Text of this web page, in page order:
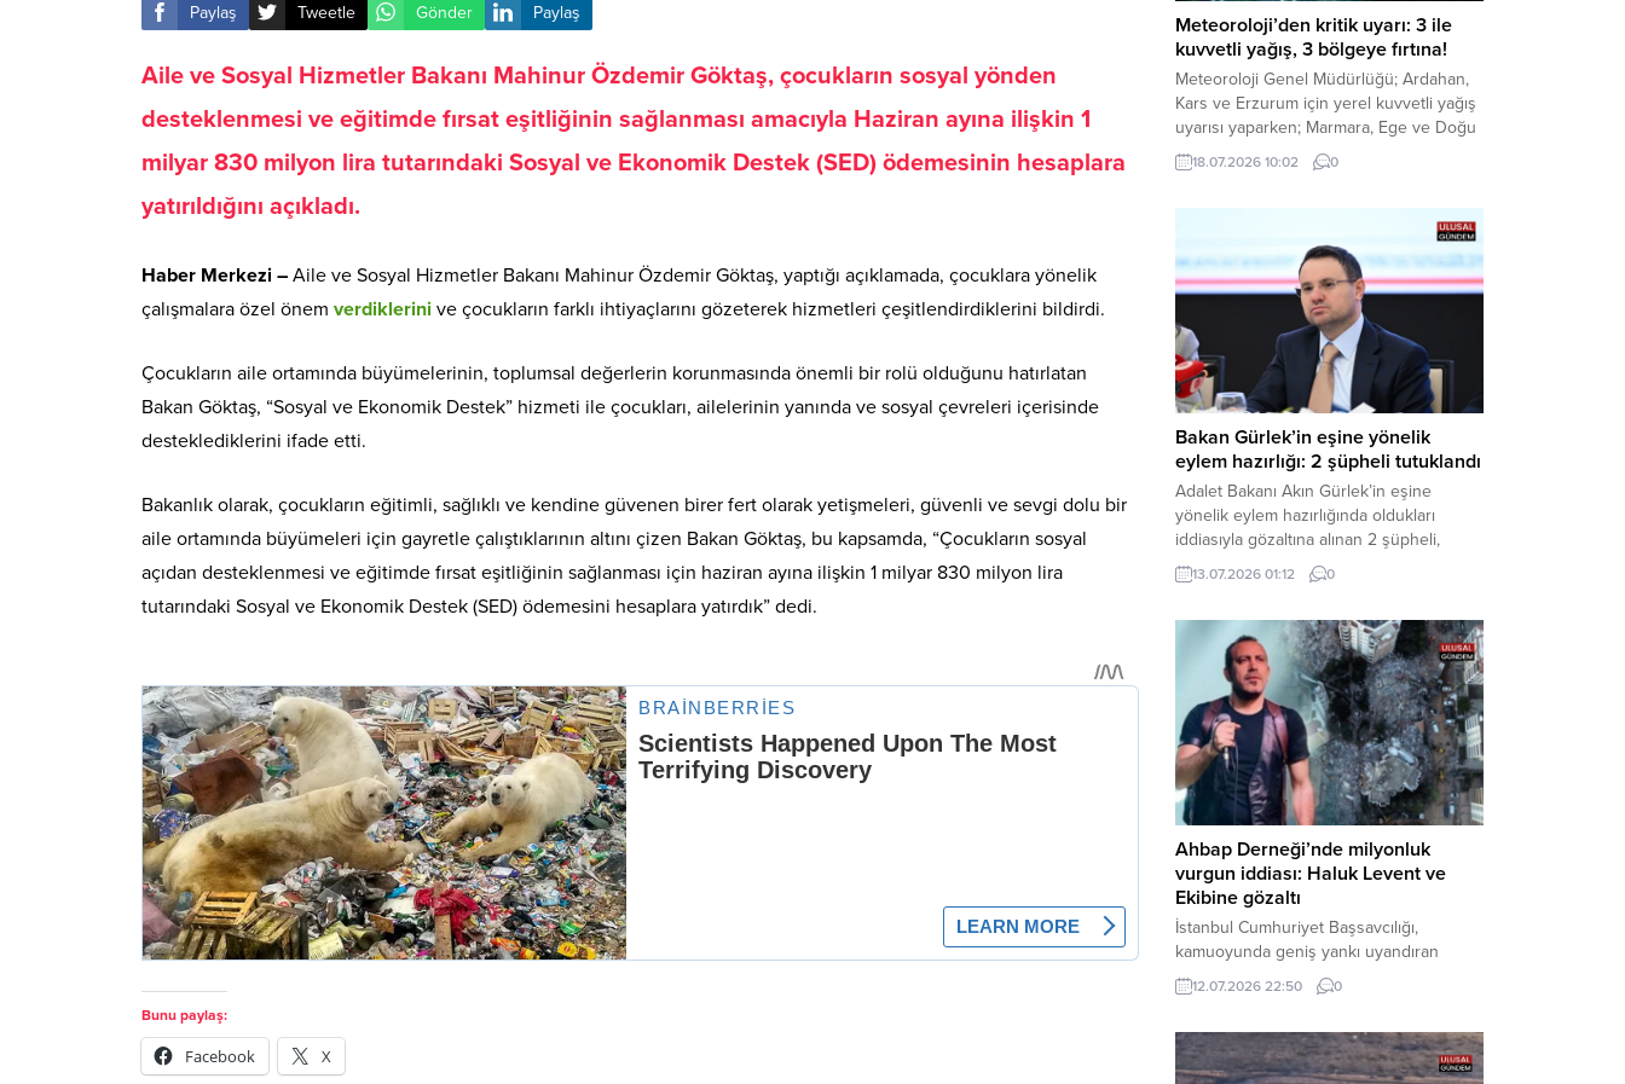
Paylaş Tweetle Gönder Paylaş
Aile ve Sosyal Hizmetler Bakanı Mahinur Özdemir Göktaş, çocukların sosyal yönden
desteklenmesi ve eğitimde fırsat eşitliğinin sağlanması amacıyla Haziran ayına ilişkin 1
milyar 830 milyon lira tutarındaki Sosyal ve Ekonomik Destek (SED) ödemesinin hesaplara
yatırıldığını açıkladı.
Haber Merkezi – Aile ve Sosyal Hizmetler Bakanı Mahinur Özdemir Göktaş, yaptığı açıklamada, çocuklara yönelik
çalışmalara özel önem verdiklerini ve çocukların farklı ihtiyaçlarını gözeterek hizmetleri çeşitlendirdiklerini bildirdi.
Çocukların aile ortamında büyümelerinin, toplumsal değerlerin korunmasında önemli bir rolü olduğunu hatırlatan
Bakan Göktaş, “Sosyal ve Ekonomik Destek” hizmeti ile çocukları, ailelerinin yanında ve sosyal çevreleri içerisinde
desteklediklerini ifade etti.
Bakanlık olarak, çocukların eğitimli, sağlıklı ve kendine güvenen birer fert olarak yetişmeleri, güvenli ve sevgi dolu bir
aile ortamında büyümeleri için gayretle çalıştıklarının altını çizen Bakan Göktaş, bu kapsamda, “Çocukların sosyal
açıdan desteklenmesi ve eğitimde fırsat eşitliğinin sağlanması için haziran ayına ilişkin 1 milyar 830 milyon lira
tutarındaki Sosyal ve Ekonomik Destek (SED) ödemesini hesaplara yatırdık” dedi.
Bunu paylaş:
Facebook X
Meteoroloji’den kritik uyarı: 3 ile
kuvvetli yağış, 3 bölgeye fırtına!
Meteoroloji Genel Müdürlüğü; Ardahan,
Kars ve Erzurum için yerel kuvvetli yağış
uyarısı yaparken; Marmara, Ege ve Doğu
Anadolu’nun belirli kesimlerinde ise
saatte 60 kilometre hıza ulaşabilecek
tedbirli olmaya çağırdı. Haber Merkezi –
Çevre, Şehircilik ve İklim Değişikliği
Bakanlığı Meteoroloji Genel Müdürlüğü,
ülke genelini kapsayan son hava...
18.07.2026 10:02 0
Bakan Gürlek’in eşine yönelik
eylem hazırlığı: 2 şüpheli tutuklandı
Adalet Bakanı Akın Gürlek’in eşine
yönelik eylem hazırlığında oldukları
iddiasıyla gözaltına alınan 2 şüpheli,
çıkarıldıkları mahkemece tutuklanarak
cezaevine gönderildi. Haber Merkezi –
tarafından yürütülen geniş kapsamlı
soruşturma çerçevesinde gözaltına
alınan şüphelilerin emniyetteki işlemleri
tamamlandı. Güvenlik birimlerindeki
sorgularının ardından yoğun güvenlik
önlemleri altında adliyeye sevk edilen
U.Y. ve...
13.07.2026 01:12 0
Ahbap Derneği’nde milyonluk
vurgun iddiası: Haluk Levent ve
Ekibine gözaltı
İstanbul Cumhuriyet Başsavcılığı,
kamuoyunda geniş yankı uyandıran
Ahbap Derneği’ne yönelik kapsamlı bir
soruşturma başlattığını ve Dernek
şüphelilerin gözaltına alındığını açıkladı.
Yürütülen tahkikatın “Dernekler
12.07.2026 22:50 0